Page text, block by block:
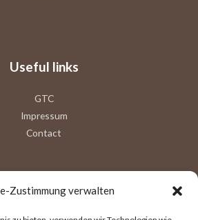
Zustimmung verwalten
Useful links
GTC
Impressum
Contact
Follow us